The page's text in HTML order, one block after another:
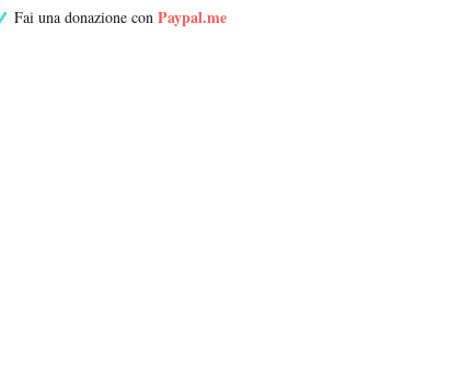
Fai una donazione con Paypal.me